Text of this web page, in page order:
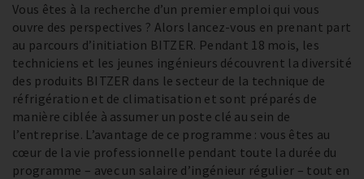
Vous êtes à la recherche d’un premier emploi qui vous
ouvre des perspectives ? Alors lancez-vous en prenant part
au parcours d’initiation BITZER. Pendant 18 mois, les
techniciens et les jeunes ingénieurs découvrent la diversité
des produits BITZER dans le secteur de la technique de
réfrigération et de climatisation et sont préparés de
manière ciblée à assumer un poste clé au sein de
l’entreprise. L’avantage de ce programme : vous êtes au
cœur de la vie professionnelle pendant toute la durée du
programme – avec un salaire d’ingénieur régulier – tout en